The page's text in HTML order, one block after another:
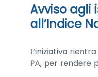
Avviso agli
all’Indice
L’iniziativa
PA, per rendere